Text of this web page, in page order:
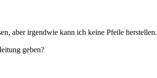
aber irgendwie kann ich keine Pfeile herstellen.
geben?